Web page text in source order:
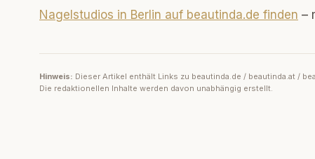
Nagelstudios in Berlin auf beautinda.de finden –
Hinweis: Dieser Artikel enthält Links zu beautinda.de / beautinda.at /
Die redaktionellen Inhalte werden davon unabhängig erstellt.